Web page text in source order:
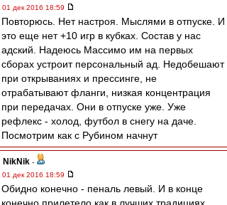
01 дек 2016 18:59
Повторюсь. Нет настроя. Мыслями в отпуске. И
это еще нет +10 игр в кубках. Состав у нас
адский. Надеюсь Массимо им на первых
сборах устроит персональный ад. Недобешают
при открываниях и прессинге, не
отрабатывают фланги, низкая концентрация
при передачах. Они в отпуске уже. Уже
рефлекс - холод, футбол в снегу на даче.
Посмотрим как с Рубином начнут
NikNik -
01 дек 2016 18:59
Обидно конечно - пеналь левый. И в конце